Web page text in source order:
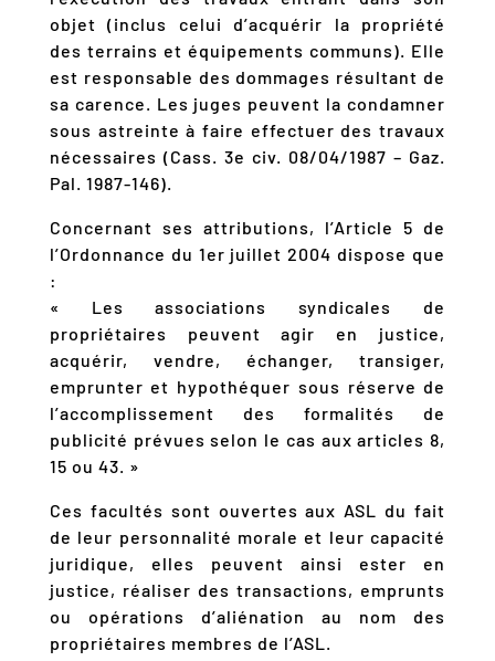
objet (inclus celui d’acquérir la propriété
des terrains et équipements communs). Elle
est responsable des dommages résultant de
sa carence. Les juges peuvent la condamner
sous astreinte à faire effectuer des travaux
nécessaires (Cass. 3e civ. 08/04/1987 – Gaz.
Pal. 1987-146).
Concernant ses attributions, l’Article 5 de
l’Ordonnance du 1er juillet 2004 dispose que
:
« Les associations syndicales de
propriétaires peuvent agir en justice,
acquérir, vendre, échanger, transiger,
emprunter et hypothéquer sous réserve de
l’accomplissement des formalités de
publicité prévues selon le cas aux articles 8,
15 ou 43. »
Ces facultés sont ouvertes aux ASL du fait
de leur personnalité morale et leur capacité
juridique, elles peuvent ainsi ester en
justice, réaliser des transactions, emprunts
ou opérations d’aliénation au nom des
propriétaires membres de l’ASL.